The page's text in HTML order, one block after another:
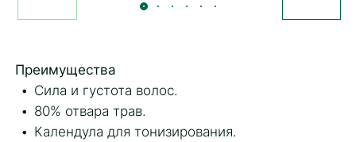
Преимущества
Сила и густота волос.
80% отвара трав.
Календула для тонизирования.